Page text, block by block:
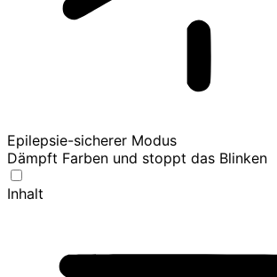
Epilepsie-sicherer Modus
Dämpft Farben und stoppt das Blinken
Inhalt